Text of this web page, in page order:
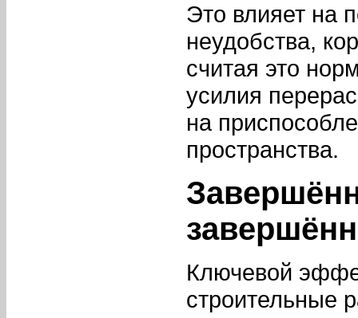
Это влияет на
неудобства,
считая это
усилия
на
пространства.
Ключевой
строительные